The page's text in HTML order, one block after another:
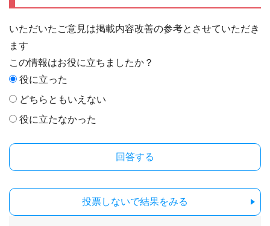
いただいたご意見は掲載内容改善の参考とさせていただき
ます
この情報はお役に立ちましたか？
役に立った
どちらともいえない
役に立たなかった
投票しないで結果をみる